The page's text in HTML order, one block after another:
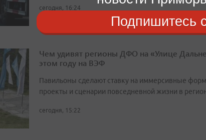
сегодня, 16:24
Чем удивят регионы ДФО на «Улице
этом году на ВЭФ
Павильоны сделают ставку на иммерсивные
проекты и сценарии повседневной жизни в
сегодня, 15:22
Подпишитесь